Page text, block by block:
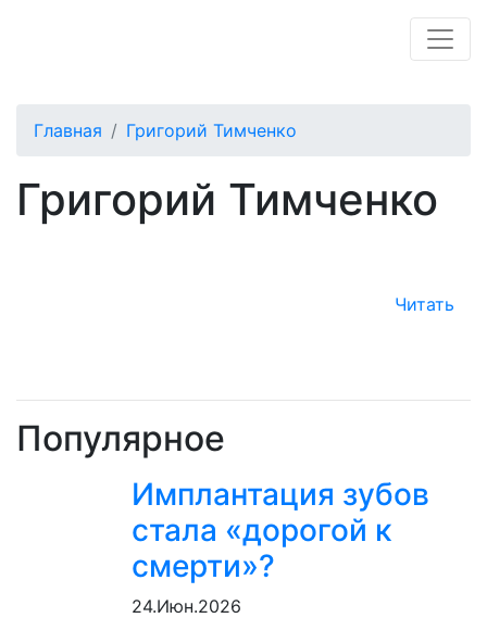
Главная Григорий Тимченко
Григорий Тимченко
Читать
Популярное
Имплантация зубов
стала «дорогой к
смерти»?
24.Июн.2026